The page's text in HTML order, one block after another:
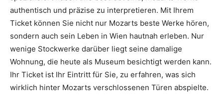
authentisch und präzise zu interpretieren. Mit Ihrem
Ticket können Sie nicht nur Mozarts beste Werke hören,
sondern auch sein Leben in Wien hautnah erleben. Nur
wenige Stockwerke darüber liegt seine damalige
Wohnung, die heute als Museum besichtigt werden kann.
Ihr Ticket ist Ihr Eintritt für Sie, zu erfahren, was sich
wirklich hinter Mozarts verschlossenen Türen abspielte.